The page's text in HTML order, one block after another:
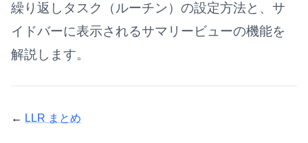
繰り返しタスク（ルーチン）の設定方法と、サ
イドバーに表示されるサマリービューの機能を
解説します。
← LLR まとめ